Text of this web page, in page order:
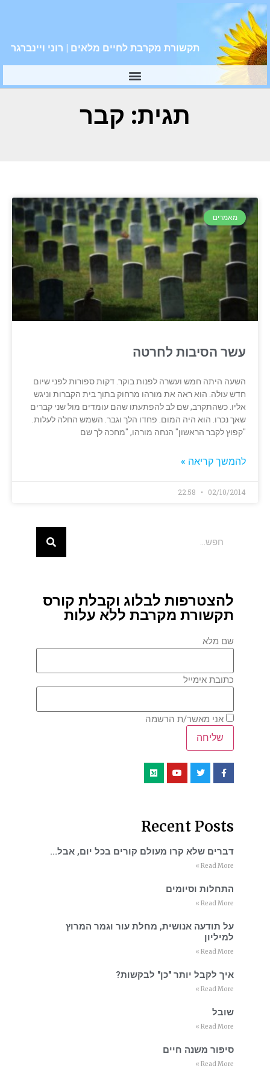
תקשורת מקרבת לחיים מלאים | רוני ויינברגר
תגית: קבר
מאמרים
עשר הסיבות לחרטה
השעה היתה חמש ועשרה לפנות בוקר. דקות ספורות לפני שיום
חדש עולה. הוא ראה את מורהו מרחוק בתוך בית הקברות וניגש
אליו. כשהתקרב, שם לב להפתעתו שהם עומדים מול שני קברים
שאך נכרו. הוא היה המום. פחדו הלך וגבר. השמש החלה לעלות.
"קפוץ לקבר הראשון" הנחה מורהו, "מחכה לך שם
להמשך קריאה »
02/10/2014
להצטרפות לבלוג וקבלת קורס
תקשורת מקרבת ללא עלות
שם מלא
כתובת אימייל
אני מאשר/ת הרשמה
Recent Posts
דברים שלא קרו מעולם קורים בכל יום, אבל…
Read More »
התחלות וסיומים
Read More »
על תודעה אנושית, מחלת עור וגמר המרוץ
למיליון
Read More »
איך לקבל יותר "כן" לבקשות?
Read More »
שובל
Read More »
סיפור משנה חיים
Read More »